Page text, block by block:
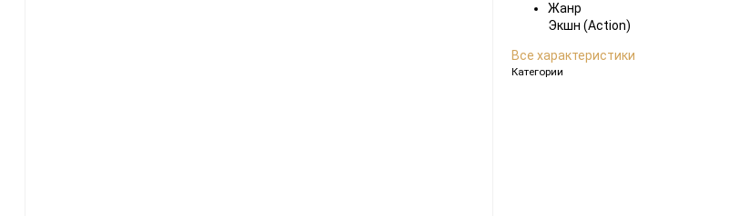
Жанр
Экшн (Action)
Все характеристики
Категории